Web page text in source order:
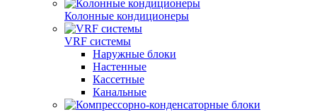
Колонные кондиционеры
VRF системы
Наружные блоки
Настенные
Кассетные
Канальные